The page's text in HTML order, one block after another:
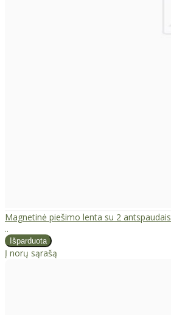
Magnetinė piešimo lenta su 2 antspaudais
..
Į norų sąrašą